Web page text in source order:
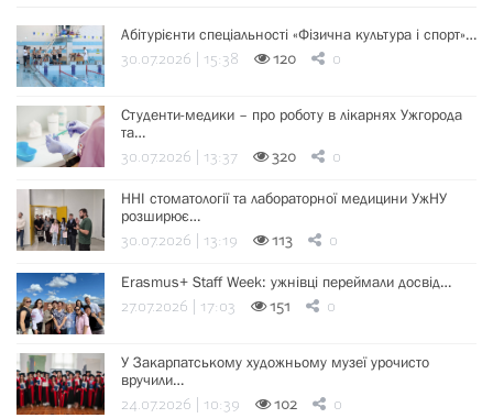
Абітурієнти спеціальності «Фізична культура і спорт»…
30.07.2026 | 15:38 120 0
Студенти-медики – про роботу в лікарнях Ужгорода
та…
30.07.2026 | 13:37 320 0
ННІ стоматології та лабораторної медицини УжНУ
розширює…
30.07.2026 | 13:19 113 0
Erasmus+ Staff Week: ужнівці переймали досвід…
27.07.2026 | 17:03 151 0
У Закарпатському художньому музеї урочисто
вручили…
24.07.2026 | 10:39 102 0